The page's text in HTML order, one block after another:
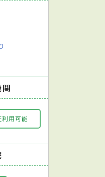
用可能